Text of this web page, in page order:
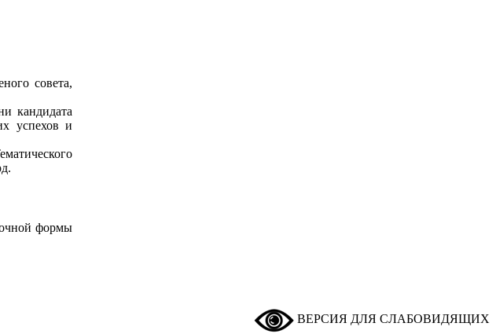
совета,
кандидата
успехов и
формы
ВЕРСИЯ ДЛЯ СЛАБОВИДЯЩИХ